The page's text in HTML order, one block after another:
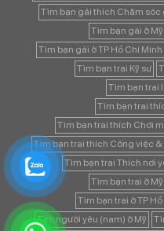
Tìm bạn gái thích Chăm sóc
Tìm bạn gái ở Mỹ
Tìm bạn gái ở TP Hồ Chí Minh
Tìm bạn trai Kỹ sư
Tìm bạn trai
Tìm bạn trai
Tìm bạn trai thích Chơi
Tìm bạn trai thích Công việc
Tìm bạn trai Thích nơi
Tìm bạn trai ở Mỹ
Tìm bạn trai ở TP
Tìm người yêu (nam) ở Mỹ